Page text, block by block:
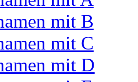
mit B
mit C
mit D